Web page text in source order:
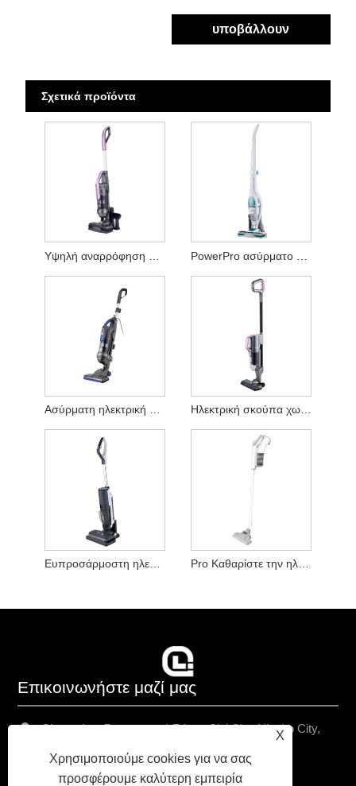
υποβάλλουν
Σχετικά προϊόντα
Ασύρματη ηλεκτρική σκούπα χωρίς ψύξη Ηλεκτρική σκούπα χωρίς ψήκτρες
Ευπροσάρμοστη ηλεκτρική σκούπα Pro Καθαρίστε την ηλεκτρική σκούπα υψηλής ισχύος
Επικοινωνήστε μαζί μας
Chongshou Βιομηχανική Ζώνη, Cixi City, Ningbo City,
+86-13157938971
X
Χρησιμοποιούμε cookies για να σας
προσφέρουμε καλύτερη εμπειρία